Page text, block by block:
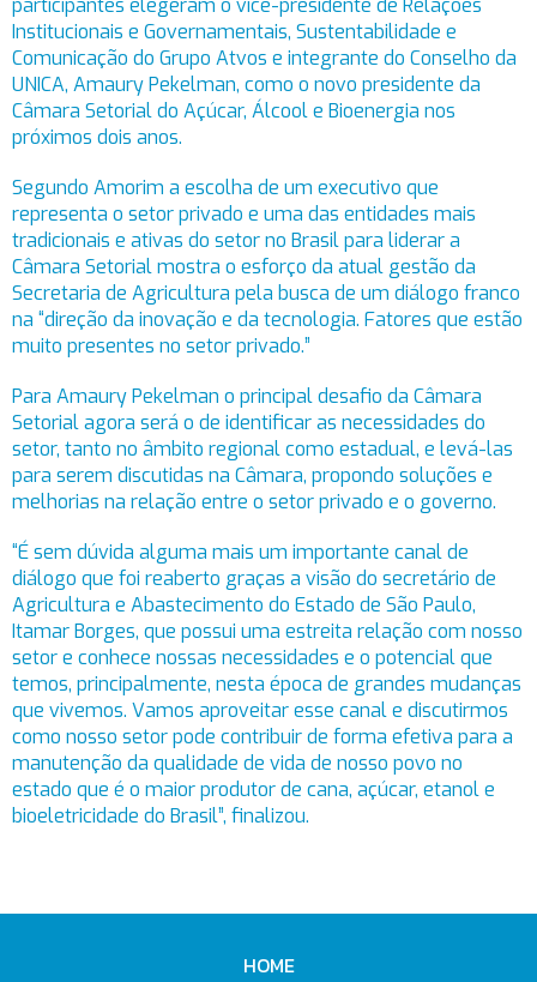
Institucionais e Governamentais, Sustentabilidade e
Comunicação do Grupo Atvos e integrante do Conselho da
UNICA, Amaury Pekelman, como o novo presidente da
Câmara Setorial do Açúcar, Álcool e Bioenergia nos
próximos dois anos.
Segundo Amorim a escolha de um executivo que
representa o setor privado e uma das entidades mais
tradicionais e ativas do setor no Brasil para liderar a
Câmara Setorial mostra o esforço da atual gestão da
Secretaria de Agricultura pela busca de um diálogo franco
na “direção da inovação e da tecnologia. Fatores que estão
muito presentes no setor privado.”
Para Amaury Pekelman o principal desafio da Câmara
Setorial agora será o de identificar as necessidades do
setor, tanto no âmbito regional como estadual, e levá-las
para serem discutidas na Câmara, propondo soluções e
melhorias na relação entre o setor privado e o governo.
“É sem dúvida alguma mais um importante canal de
diálogo que foi reaberto graças a visão do secretário de
Agricultura e Abastecimento do Estado de São Paulo,
Itamar Borges, que possui uma estreita relação com nosso
setor e conhece nossas necessidades e o potencial que
temos, principalmente, nesta época de grandes mudanças
que vivemos. Vamos aproveitar esse canal e discutirmos
como nosso setor pode contribuir de forma efetiva para a
manutenção da qualidade de vida de nosso povo no
estado que é o maior produtor de cana, açúcar, etanol e
bioeletricidade do Brasil”, finalizou.
HOME